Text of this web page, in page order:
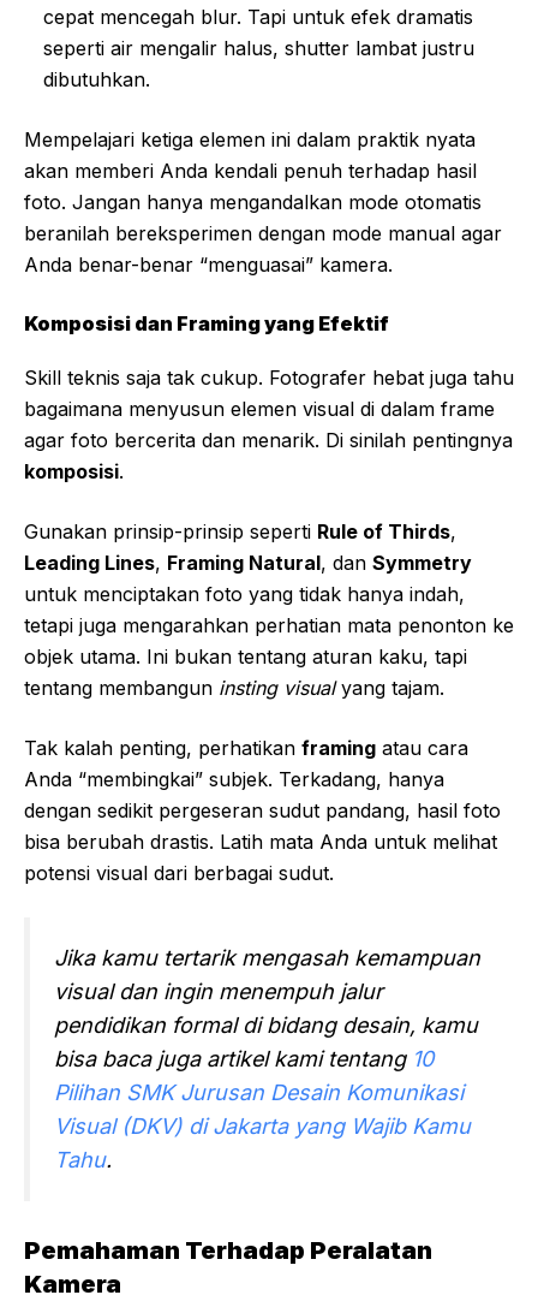
cepat mencegah blur. Tapi untuk efek dramatis
seperti air mengalir halus, shutter lambat justru
dibutuhkan.
Mempelajari ketiga elemen ini dalam praktik nyata
akan memberi Anda kendali penuh terhadap hasil
foto. Jangan hanya mengandalkan mode otomatis
beranilah bereksperimen dengan mode manual agar
Anda benar-benar “menguasai” kamera.
Komposisi dan Framing yang Efektif
Skill teknis saja tak cukup. Fotografer hebat juga tahu
bagaimana menyusun elemen visual di dalam frame
agar foto bercerita dan menarik. Di sinilah pentingnya
komposisi.
Gunakan prinsip-prinsip seperti Rule of Thirds,
Leading Lines, Framing Natural, dan Symmetry
untuk menciptakan foto yang tidak hanya indah,
tetapi juga mengarahkan perhatian mata penonton ke
objek utama. Ini bukan tentang aturan kaku, tapi
tentang membangun insting visualyang tajam.
Tak kalah penting, perhatikan framing atau cara
Anda “membingkai” subjek. Terkadang, hanya
dengan sedikit pergeseran sudut pandang, hasil foto
bisa berubah drastis. Latih mata Anda untuk melihat
potensi visual dari berbagai sudut.
Jika kamu tertarik mengasah kemampuan
visual dan ingin menempuh jalur
pendidikan formal di bidang desain, kamu
bisa baca juga artikel kami tentang 10
Pilihan SMK Jurusan Desain Komunikasi
Visual (DKV) di Jakarta yang Wajib Kamu
Tahu.
Pemahaman Terhadap Peralatan
Kamera